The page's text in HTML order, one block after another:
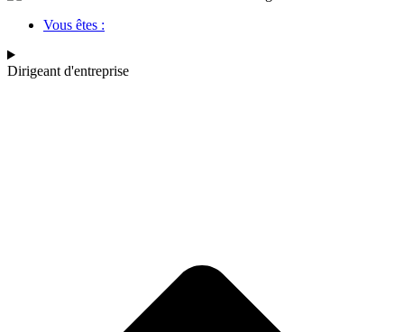
Vous êtes :
Dirigeant d'entreprise